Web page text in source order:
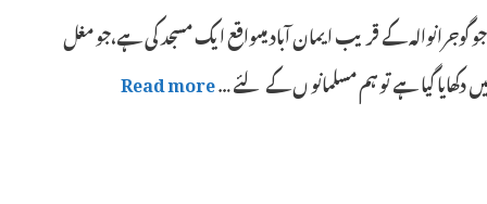
کے قریب ایمان آباد میںواقع ایک مسجد کی ہے،جو مغل
دکھایا گیا ہے تو ہم مسلمانو ں کے لئے …Read more